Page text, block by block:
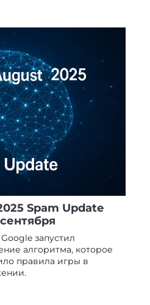
Spam Update
запустил
алгоритма, которое
правила игры в